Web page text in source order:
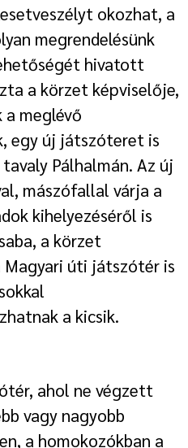
okozhat, a
megrendelésünk
hivatott
a körzet képviselője,
a meglévő
egy új játszóteret is
Pálhalmán. Az új
mászófallal várja a
kihelyezéséről is
a körzet
úti játszótér is
a kicsik.
ahol ne végzett
vagy nagyobb
a homokozókban a